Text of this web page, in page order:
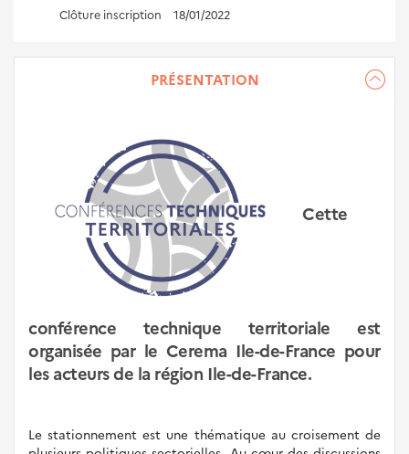
Clôture inscription 18/01/2022
PRÉSENTATION
Cette
conférence technique territoriale est
organisée par le Cerema Ile-de-France pour
les acteurs de la région Ile-de-France.
Le stationnement est une thématique au croisement de